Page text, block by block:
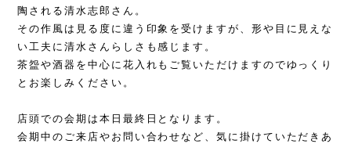
陶される清水志郎さん。
その作風は見る度に違う印象を受けますが、形や目に見えな
い工夫に清水さんらしさも感じます。
茶盌や酒器を中心に花入れもご覧いただけますのでゆっくり
とお楽しみください。
店頭での会期は本日最終日となります。
会期中のご来店やお問い合わせなど、気に掛けていただきあ